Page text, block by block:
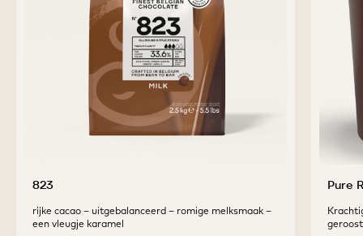
823
rijke cacao – uitgebalanceerd – romige melksmaak –
een vleugje karamel
Pure